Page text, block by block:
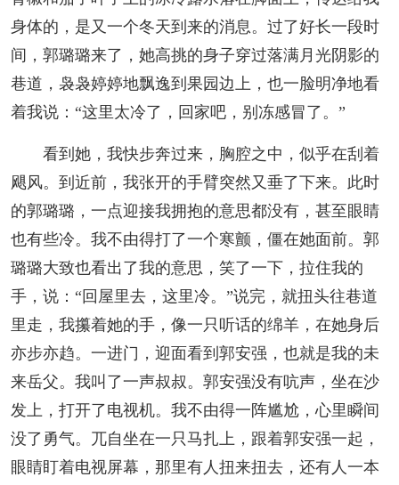
身体的，是又一个冬天到来的消息。过了好长一段时
间，郭璐璐来了，她高挑的身子穿过落满月光阴影的
巷道，袅袅婷婷地飘逸到果园边上，也一脸明净地看
着我说：“这里太冷了，回家吧，别冻感冒了。”
看到她，我快步奔过来，胸腔之中，似乎在刮着
飓风。到近前，我张开的手臂突然又垂了下来。此时
的郭璐璐，一点迎接我拥抱的意思都没有，甚至眼睛
也有些冷。我不由得打了一个寒颤，僵在她面前。郭
璐璐大致也看出了我的意思，笑了一下，拉住我的
手，说：“回屋里去，这里冷。”说完，就扭头往巷道
里走，我攥着她的手，像一只听话的绵羊，在她身后
亦步亦趋。一进门，迎面看到郭安强，也就是我的未
来岳父。我叫了一声叔叔。郭安强没有吭声，坐在沙
发上，打开了电视机。我不由得一阵尴尬，心里瞬间
没了勇气。兀自坐在一只马扎上，跟着郭安强一起，
眼睛盯着电视屏幕，那里有人扭来扭去，还有人一本